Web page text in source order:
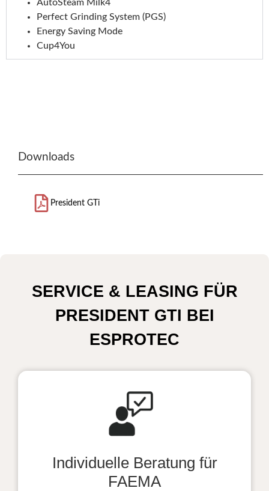
AutoSteam Milk4
Perfect Grinding System (PGS)
Energy Saving Mode
Cup4You
Downloads
President GTi
SERVICE & LEASING FÜR
PRESIDENT GTI BEI
ESPROTEC
Individuelle Beratung für
FAEMA